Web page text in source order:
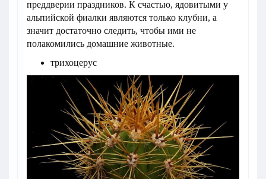
преддверии праздников. К счастью, ядовитыми у
альпийской фиалки являются только клубни, а
значит достаточно следить, чтобы ими не
полакомились домашние животные.
трихоцерус